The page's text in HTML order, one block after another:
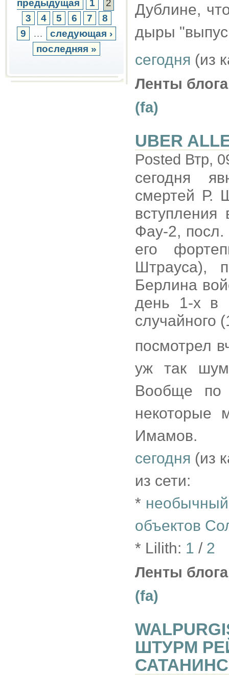
предыдущая 1
2
3
4 5 6 7
8
9
…
следующая ›
последняя »
Дублине,
дыры
сегодня (из
Ленты
(fa)
UBER
Posted Втр,
сегодня
смертей Р.
вступления
Фау-2, посл.
его
Штрауса),
Берлина
день 1-х в
случайного
посмотрел
уж так
Вообще по
некоторые
Имамов.
сегодня (из
из сети:
*
объектов
* Lilith: 1 / 2
Ленты
(fa)
ШТУРМ